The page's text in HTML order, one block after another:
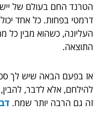
הטרנד החם בעולם של
דרמטי בפחות. כל אחד
העליונה, כשהוא מבין כל
התוצאה.
אז בפעם הבאה שיש לך
להילחם, אלא לדבר,
זה גם הרבה יותר שמח.